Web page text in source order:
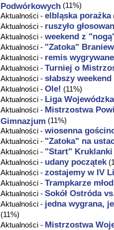
Podwórkowych (11%)
Aktualności - elbląska porażka
Aktualności - ruszyło
Aktualności - weekend z
Aktualności - "Zatoka"
Aktualności - remis
Aktualności - Turniej o
Aktualności - słabszy
Aktualności - Ole! (11%)
Aktualności - Liga
Aktualności - Mistrzostwa
Gimnazjum (11%)
Aktualności - wiosenna
Aktualności - "Zatoka" na
Aktualności - "Start"
Aktualności - udany początek
Aktualności - zostajemy w IV
Aktualności - Trampkarze
Aktualności - Sokół Ostróda
Aktualności - jedna wygrana,
(11%)
Aktualności - Mistrzostwa